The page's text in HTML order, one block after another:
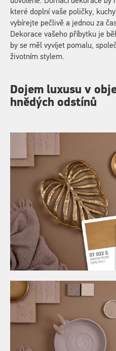
které doplní vaše poličky,
vybírejte pečlivě a jednou za
Dekorace vašeho příbytku je
by se měl vyvíjet pomalu,
životním stylem.
Dojem luxusu v
hnědých odstínů